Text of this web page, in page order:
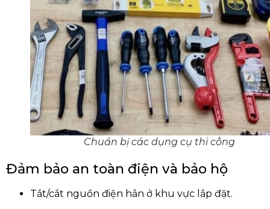
Chuẩn bị các dụng cụ thi công
Đảm bảo an toàn điện và bảo hộ
Tắt/cắt nguồn điện hẳn ở khu vực lắp đặt.